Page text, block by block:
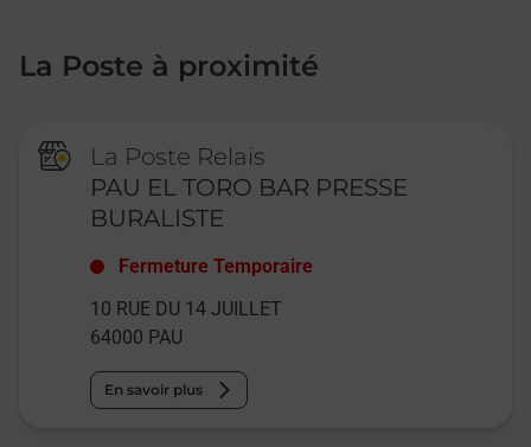
La Poste à proximité
La Poste Relais
PAU EL TORO BAR PRESSE
BURALISTE
Fermeture Temporaire
10 RUE DU 14 JUILLET
64000 PAU
En savoir plus